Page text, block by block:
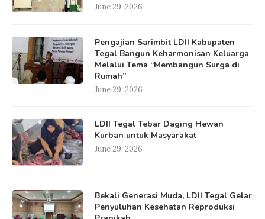
June 29, 2026
Pengajian Sarimbit LDII Kabupaten
Tegal Bangun Keharmonisan Keluarga
Melalui Tema “Membangun Surga di
Rumah”
June 29, 2026
LDII Tegal Tebar Daging Hewan
Kurban untuk Masyarakat
June 29, 2026
Bekali Generasi Muda, LDII Tegal Gelar
Penyuluhan Kesehatan Reproduksi